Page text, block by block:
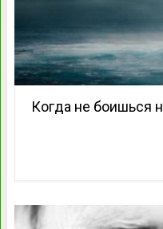
Когда не боишься